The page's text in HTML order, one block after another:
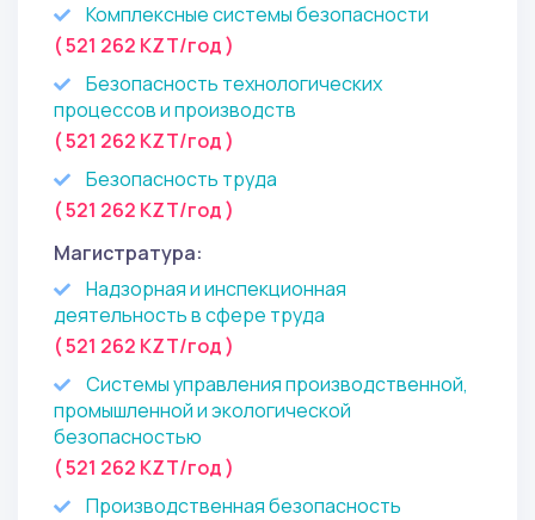
Комплексные системы безопасности
( 521 262 KZT/год )
Безопасность технологических
процессов и производств
( 521 262 KZT/год )
Безопасность труда
( 521 262 KZT/год )
Магистратура:
Надзорная и инспекционная
деятельность в сфере труда
( 521 262 KZT/год )
Системы управления производственной,
промышленной и экологической
безопасностью
( 521 262 KZT/год )
Производственная безопасность